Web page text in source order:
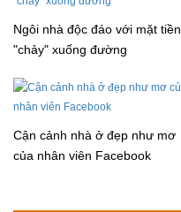
Ngôi nhà độc đáo với mặt tiền
"chảy" xuống đường
Cận cảnh nhà ở đẹp như mơ
của nhân viên Facebook